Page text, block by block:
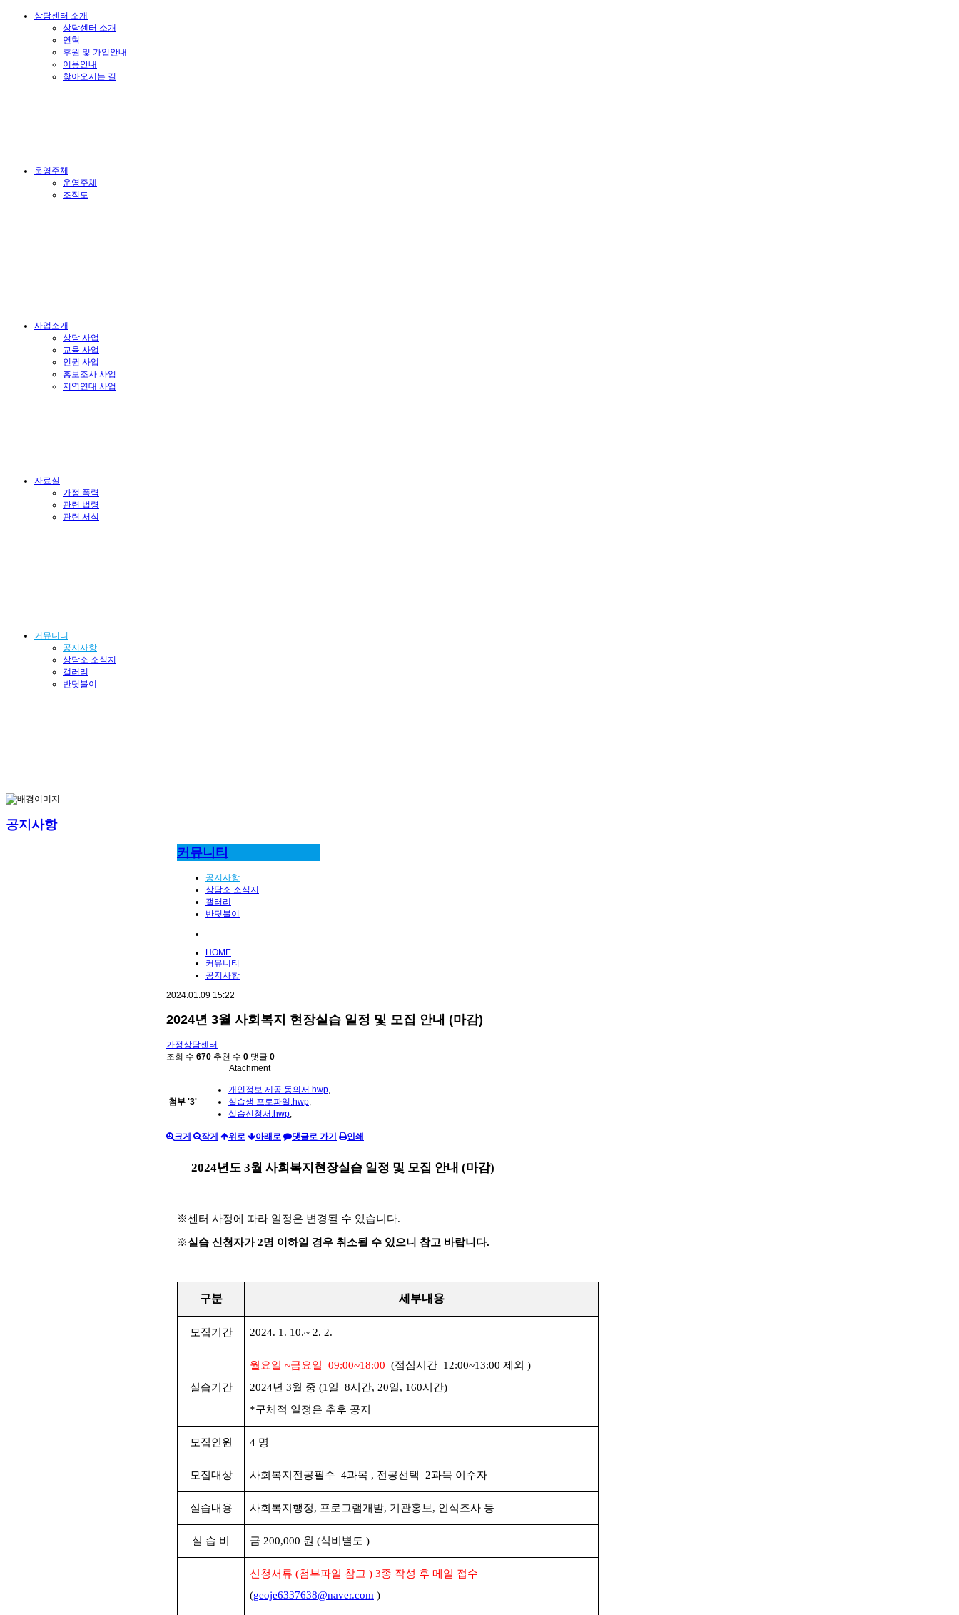
상담센터 소개
상담센터 소개
연혁
후원 및 가입안내
이용안내
찾아오시는 길
운영주체
운영주체
조직도
사업소개
상담 사업
교육 사업
인권 사업
홍보조사 사업
지역연대 사업
자료실
가정 폭력
관련 법령
관련 서식
커뮤니티
공지사항
상담소 소식지
갤러리
반딧불이
공지사항
커뮤니티
공지사항
상담소 소식지
갤러리
반딧불이
HOME
커뮤니티
공지사항
2024.01.09 15:22
2024년 3월 사회복지 현장실습 일정 및 모집 안내 (마감)
가정상담센터
조회 수 670 추천 수 0 댓글 0
Atachment
첨부 '3'
개인정보 제공 동의서.hwp,
실습생 프로파일.hwp,
실습신청서.hwp,
크게 작게 위로 아래로 댓글로 가기 인쇄
2024년도 3월 사회복지현장실습 일정 및 모집 안내 (마감)
※센터 사정에 따라 일정은 변경될 수 있습니다.
※실습 신청자가2명 이하일 경우 취소될 수 있으니 참고 바랍니다.
구분 세부내용
모집기간 2024. 1. 10.~ 2. 2.
실습기간
월요일 ~금요일 09:00~18:00 (점심시간 12:00~13:00 제외 )
2024년 3월 중 (1일 8시간, 20일, 160시간)
*구체적 일정은 추후 공지
모집인원 4 명
모집대상 사회복지전공필수 4과목 , 전공선택 2과목 이수자
실습내용 사회복지행정, 프로그램개발, 기관홍보, 인식조사 등
실 습 비 금 200,000 원 (식비별도 )
신청서류 (첨부파일 참고 ) 3종 작성 후 메일 접수
(geoje6337638@naver.com )